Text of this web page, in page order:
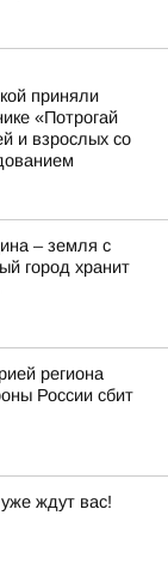
приняли
«Потрогай
и взрослых со
– земля с
город хранит
региона
России сбит
ждут вас!